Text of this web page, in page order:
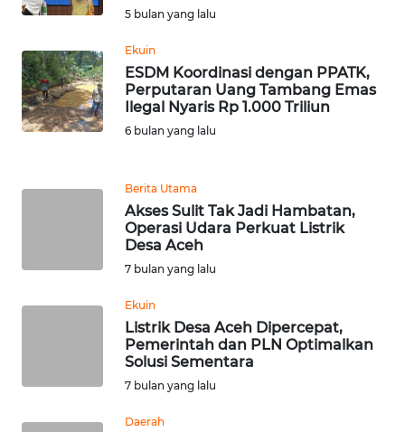
5 bulan yang lalu
Ekuin
ESDM Koordinasi dengan PPATK,
Perputaran Uang Tambang Emas
Ilegal Nyaris Rp 1.000 Triliun
6 bulan yang lalu
Berita Utama
Akses Sulit Tak Jadi Hambatan,
Operasi Udara Perkuat Listrik
Desa Aceh
7 bulan yang lalu
Ekuin
Listrik Desa Aceh Dipercepat,
Pemerintah dan PLN Optimalkan
Solusi Sementara
7 bulan yang lalu
Daerah
WN
WN
TAPANULI
SELATAN
TANJUNG
WN